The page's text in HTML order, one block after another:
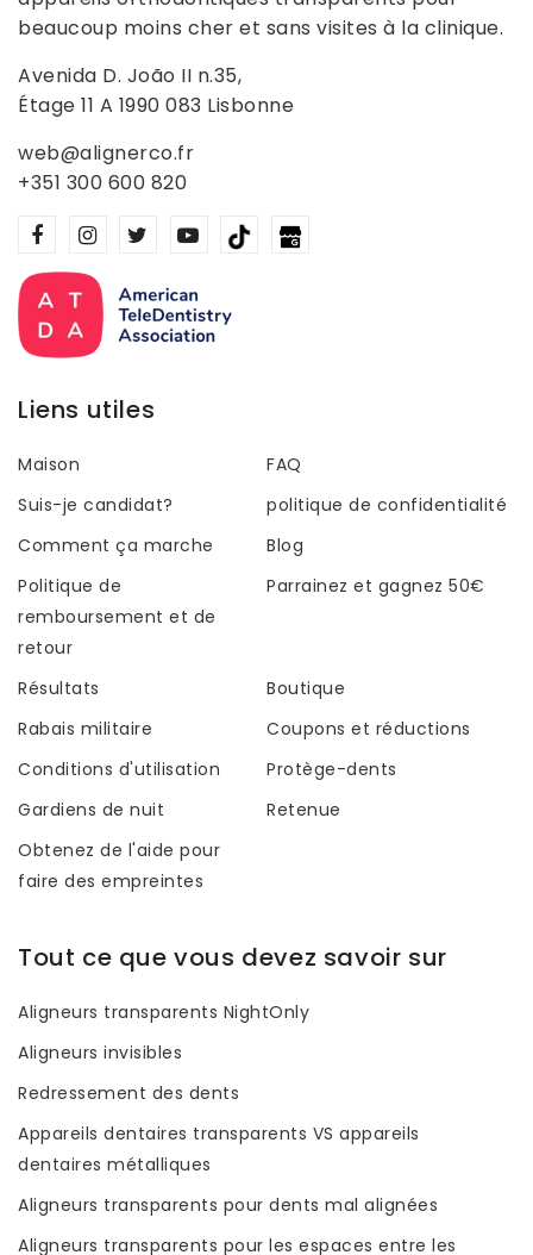
beaucoup moins cher et sans visites à la clinique.
Avenida D. João II n.35,
Étage 11 A 1990 083 Lisbonne
web@alignerco.fr
+351 300 600 820
Liens utiles
Maison
FAQ
Suis-je candidat?
politique de confidentialité
Comment ça marche
Blog
Politique de
remboursement et de
retour
Parrainez et gagnez 50€
Résultats
Boutique
Rabais militaire
Coupons et réductions
Conditions d'utilisation
Protège-dents
Gardiens de nuit
Retenue
Obtenez de l'aide pour
faire des empreintes
Tout ce que vous devez savoir sur
Aligneurs transparents NightOnly
Aligneurs invisibles
Redressement des dents
Appareils dentaires transparents VS appareils
dentaires métalliques
Aligneurs transparents pour dents mal alignées
Aligneurs transparents pour les espaces entre les